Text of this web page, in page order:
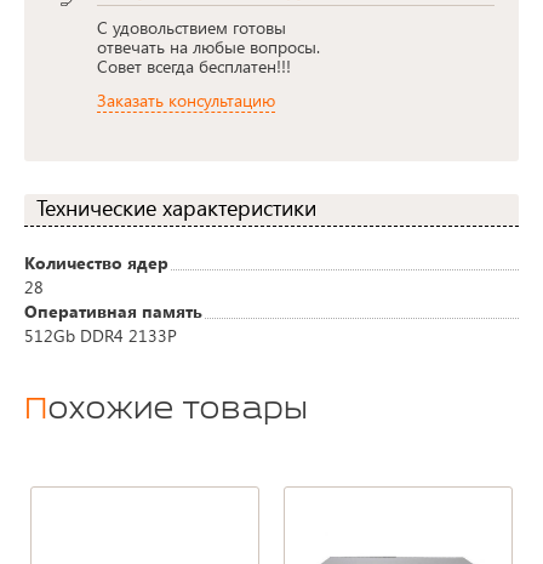
С удовольствием готовы
отвечать на любые вопросы.
Совет всегда бесплатен!!!
Заказать консультацию
Технические характеристики
Количество ядер
28
Оперативная память
512Gb DDR4 2133P
Похожие товары